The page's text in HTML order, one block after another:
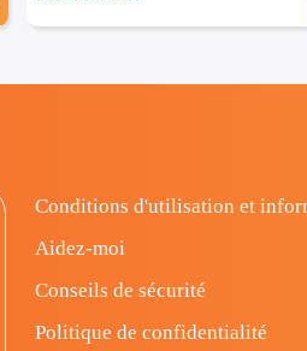
Conditions d'utilisation et
Aidez-moi
Conseils de sécurité
Politique de confidentialité